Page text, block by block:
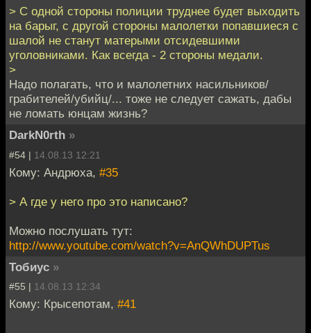
> С одной стороны полиции труднее будет выходить
на барыг, с другой стороны малолетки попавшиеся с
шалой не станут матерыми отсидевшими
уголовниками. Как всегда - 2 стороны медали.
>
Надо полагать, что и малолетних насильников/
грабителей/убийц/... тоже не следует сажать, дабы
не ломать юнцам жизнь?
DarkN0rth »
#54 | 14.08.13 12:21
Кому: Андрюха, #35
> А где у него про это написано?
Можно послушать тут:
http://www.youtube.com/watch?v=AnQWhDUPTus
Тобиус »
#55 | 14.08.13 12:34
Кому: Крысепотам, #41